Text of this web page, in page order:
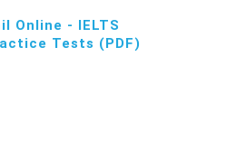
Online - IELTS
Tests (PDF)